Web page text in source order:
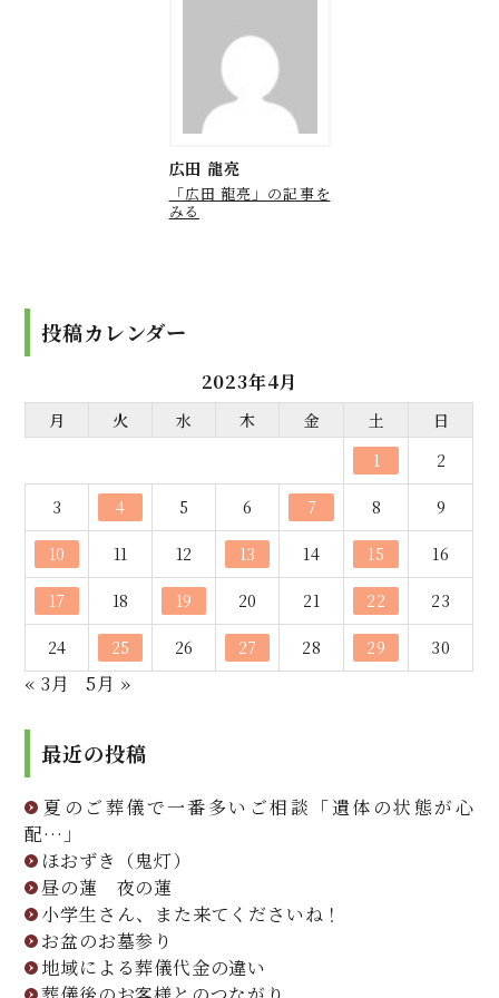
広田 龍亮
「広田 龍亮」の記事を
みる
投稿カレンダー
2023年4月
月 火 水 木 金 土
日
1
2
3 4 5 6 7 8 9
10 11 12 13 14 15 16
17 18 19 20 21 22 23
24 25 26 27 28 29 30
« 3月 5月 »
最近の投稿
夏のご葬儀で一番多いご相談「遺体の状態が心
配…」
ほおずき（鬼灯）
昼の蓮 夜の蓮
小学生さん、また来てくださいね！
お盆のお墓参り
地域による葬儀代金の違い